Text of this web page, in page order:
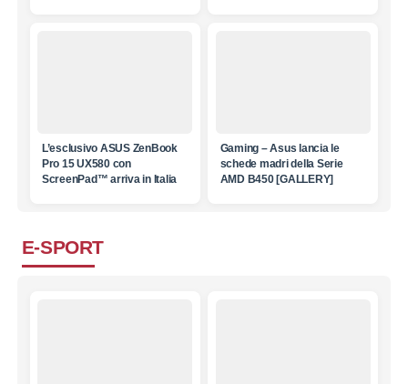
L’esclusivo ASUS ZenBook
Pro 15 UX580 con
ScreenPad™ arriva in Italia
Gaming – Asus lancia le
schede madri della Serie
AMD B450 [GALLERY]
E-SPORT